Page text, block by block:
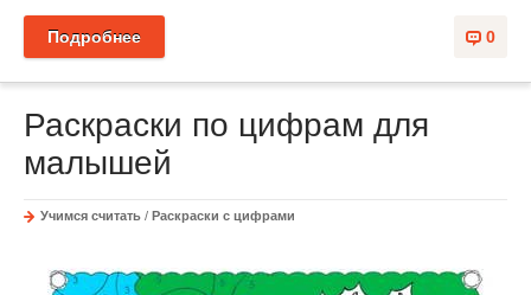
0
Подробнее
Раскраски по цифрам для
малышей
Учимся считать / Раскраски с цифрами